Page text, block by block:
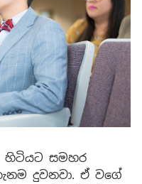
හිටියට සමහර
දුවනවා. ඒ වගේ